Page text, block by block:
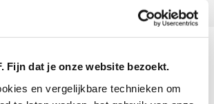
Fijn dat je onze website bezoekt.
en vergelijkbare technieken om